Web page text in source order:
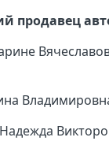
продавец